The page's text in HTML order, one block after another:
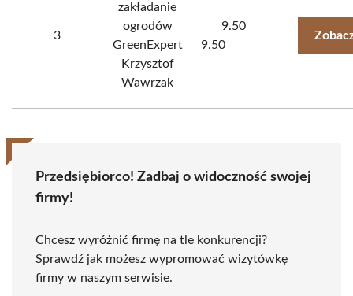
3
zakładanie
ogrodów
GreenExpert
Krzysztof
Wawrzak
9.50
9.50
Przedsiębiorco! Zadbaj o widoczność swojej
firmy!
Chcesz wyróżnić firmę na tle konkurencji?
Sprawdź jak możesz wypromować wizytówkę
firmy w naszym serwisie.